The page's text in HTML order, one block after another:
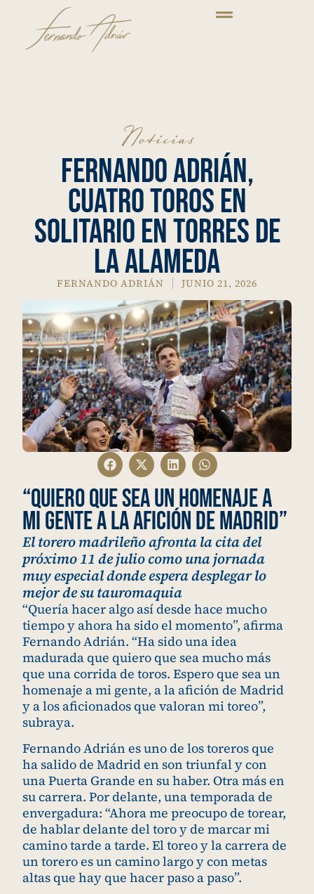
Noticias
Fernando Adrián,
Cuatro Toros en
Solitario en Torres de
la Alameda
FERNANDO ADRIÁN JUNIO 21, 2026
“Quiero que sea un homenaje a
mi gente a la afición de Madrid”
El torero madrileño afronta la cita del
próximo 11 de julio como una jornada
muy especial donde espera desplegar lo
mejor de su tauromaquia
“Quería hacer algo así desde hace mucho
tiempo y ahora ha sido el momento”, afirma
Fernando Adrián. “Ha sido una idea
madurada que quiero que sea mucho más
que una corrida de toros. Espero que sea un
homenaje a mi gente, a la afición de Madrid
y a los aficionados que valoran mi toreo”,
subraya.
Fernando Adrián es uno de los toreros que
ha salido de Madrid en son triunfal y con
una Puerta Grande en su haber. Otra más en
su carrera. Por delante, una temporada de
envergadura: “Ahora me preocupo de torear,
de hablar delante del toro y de marcar mi
camino tarde a tarde. El toreo y la carrera de
un torero es un camino largo y con metas
altas que hay que hacer paso a paso”.